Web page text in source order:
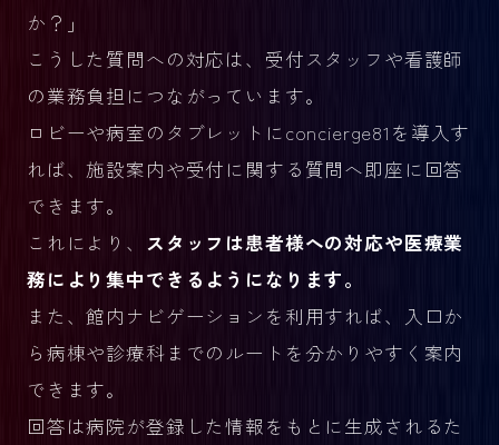
か？」
こうした質問への対応は、受付スタッフや看護師
の業務負担につながっています。
ロビーや病室のタブレットにconcierge81を導入す
れば、施設案内や受付に関する質問へ即座に回答
できます。
これにより、 スタッフは患者様への対応や医療業
務により集中できるようになります。
また、館内ナビゲーションを利用すれば、入口か
ら病棟や診療科までのルートを分かりやすく案内
できます。
回答は病院が登録した情報をもとに生成されるた